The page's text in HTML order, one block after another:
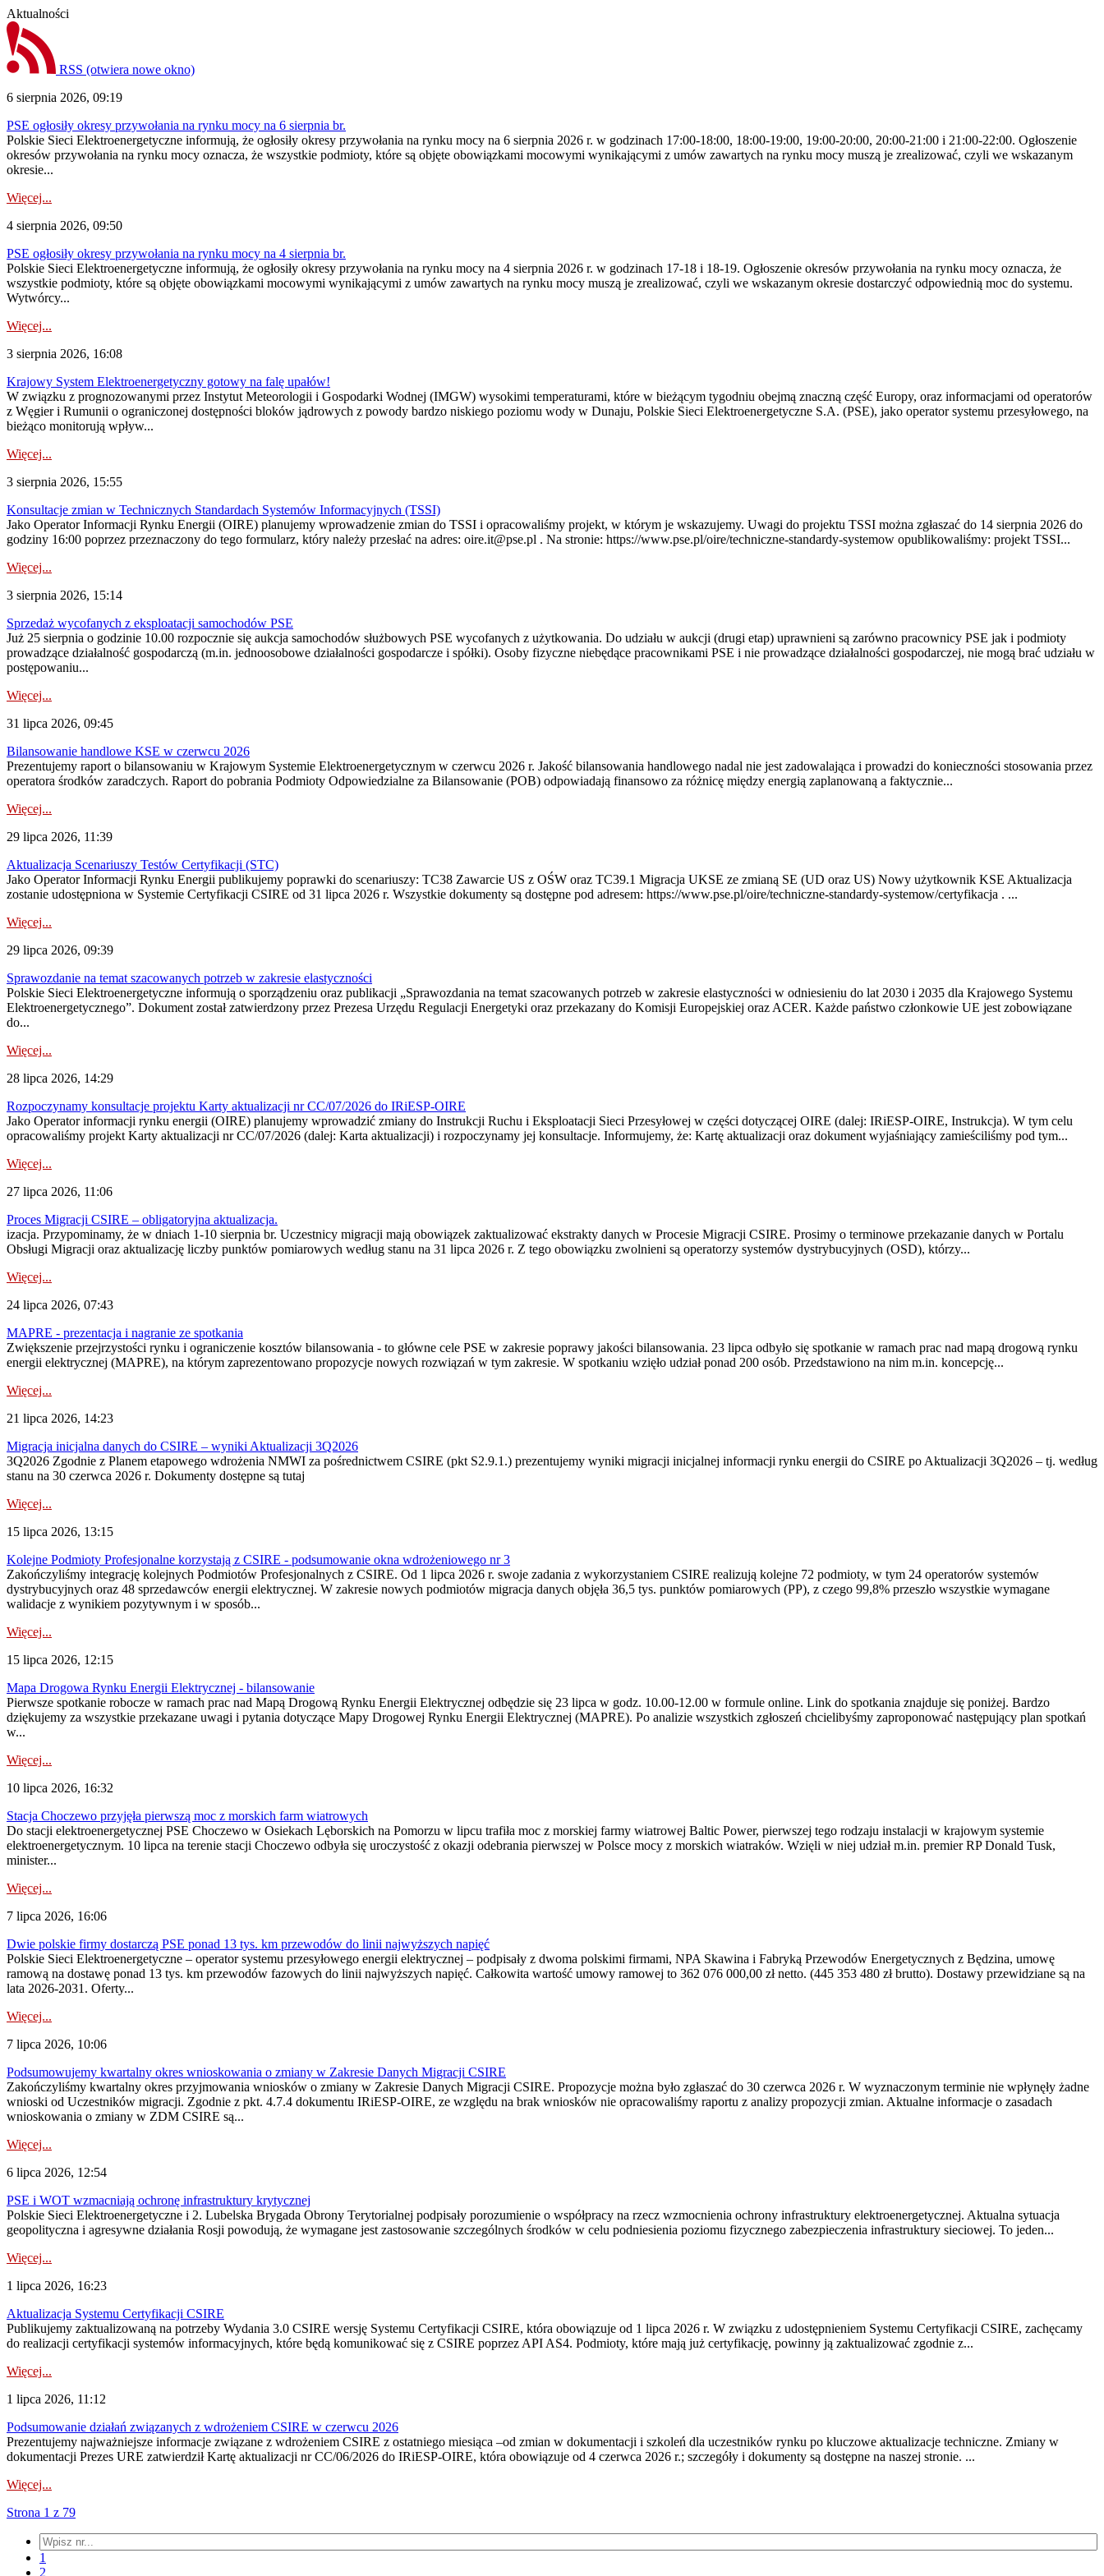
Aktualności
RSS (otwiera nowe okno)
6 sierpnia 2026, 09:19
PSE ogłosiły okresy przywołania na rynku mocy na 6 sierpnia br.
Polskie Sieci Elektroenergetyczne informują, że ogłosiły okresy przywołania na rynku mocy na 6 sierpnia 2026 r. w godzinach 17:00-18:00, 18:00-19:00, 19:00-20:00, 20:00-21:00 i 21:00-22:00. Ogłoszenie
okresów przywołania na rynku mocy oznacza, że wszystkie podmioty, które są objęte obowiązkami mocowymi wynikającymi z umów zawartych na rynku mocy muszą je zrealizować, czyli we wskazanym
okresie...
Więcej...
4 sierpnia 2026, 09:50
PSE ogłosiły okresy przywołania na rynku mocy na 4 sierpnia br.
Polskie Sieci Elektroenergetyczne informują, że ogłosiły okresy przywołania na rynku mocy na 4 sierpnia 2026 r. w godzinach 17-18 i 18-19. Ogłoszenie okresów przywołania na rynku mocy oznacza, że
wszystkie podmioty, które są objęte obowiązkami mocowymi wynikającymi z umów zawartych na rynku mocy muszą je zrealizować, czyli we wskazanym okresie dostarczyć odpowiednią moc do systemu.
Wytwórcy...
Więcej...
3 sierpnia 2026, 16:08
Krajowy System Elektroenergetyczny gotowy na falę upałów!
W związku z prognozowanymi przez Instytut Meteorologii i Gospodarki Wodnej (IMGW) wysokimi temperaturami, które w bieżącym tygodniu obejmą znaczną część Europy, oraz informacjami od operatorów
z Węgier i Rumunii o ograniczonej dostępności bloków jądrowych z powody bardzo niskiego poziomu wody w Dunaju, Polskie Sieci Elektroenergetyczne S.A. (PSE), jako operator systemu przesyłowego, na
bieżąco monitorują wpływ...
Więcej...
3 sierpnia 2026, 15:55
Konsultacje zmian w Technicznych Standardach Systemów Informacyjnych (TSSI)
Jako Operator Informacji Rynku Energii (OIRE) planujemy wprowadzenie zmian do TSSI i opracowaliśmy projekt, w którym je wskazujemy. Uwagi do projektu TSSI można zgłaszać do 14 sierpnia 2026 do
godziny 16:00 poprzez przeznaczony do tego formularz, który należy przesłać na adres: oire.it@pse.pl . Na stronie: https://www.pse.pl/oire/techniczne-standardy-systemow opublikowaliśmy: projekt TSSI...
Więcej...
3 sierpnia 2026, 15:14
Sprzedaż wycofanych z eksploatacji samochodów PSE
Już 25 sierpnia o godzinie 10.00 rozpocznie się aukcja samochodów służbowych PSE wycofanych z użytkowania. Do udziału w aukcji (drugi etap) uprawnieni są zarówno pracownicy PSE jak i podmioty
prowadzące działalność gospodarczą (m.in. jednoosobowe działalności gospodarcze i spółki). Osoby fizyczne niebędące pracownikami PSE i nie prowadzące działalności gospodarczej, nie mogą brać udziału w
postępowaniu...
Więcej...
31 lipca 2026, 09:45
Bilansowanie handlowe KSE w czerwcu 2026
Prezentujemy raport o bilansowaniu w Krajowym Systemie Elektroenergetycznym w czerwcu 2026 r. Jakość bilansowania handlowego nadal nie jest zadowalająca i prowadzi do konieczności stosowania przez
operatora środków zaradczych. Raport do pobrania Podmioty Odpowiedzialne za Bilansowanie (POB) odpowiadają finansowo za różnicę między energią zaplanowaną a faktycznie...
Więcej...
29 lipca 2026, 11:39
Aktualizacja Scenariuszy Testów Certyfikacji (STC)
Jako Operator Informacji Rynku Energii publikujemy poprawki do scenariuszy: TC38 Zawarcie US z OŚW oraz TC39.1 Migracja UKSE ze zmianą SE (UD oraz US) Nowy użytkownik KSE Aktualizacja
zostanie udostępniona w Systemie Certyfikacji CSIRE od 31 lipca 2026 r. Wszystkie dokumenty są dostępne pod adresem: https://www.pse.pl/oire/techniczne-standardy-systemow/certyfikacja . ...
Więcej...
29 lipca 2026, 09:39
Sprawozdanie na temat szacowanych potrzeb w zakresie elastyczności
Polskie Sieci Elektroenergetyczne informują o sporządzeniu oraz publikacji „Sprawozdania na temat szacowanych potrzeb w zakresie elastyczności w odniesieniu do lat 2030 i 2035 dla Krajowego Systemu
Elektroenergetycznego”. Dokument został zatwierdzony przez Prezesa Urzędu Regulacji Energetyki oraz przekazany do Komisji Europejskiej oraz ACER. Każde państwo członkowie UE jest zobowiązane
do...
Więcej...
28 lipca 2026, 14:29
Rozpoczynamy konsultacje projektu Karty aktualizacji nr CC/07/2026 do IRiESP-OIRE
Jako Operator informacji rynku energii (OIRE) planujemy wprowadzić zmiany do Instrukcji Ruchu i Eksploatacji Sieci Przesyłowej w części dotyczącej OIRE (dalej: IRiESP-OIRE, Instrukcja). W tym celu
opracowaliśmy projekt Karty aktualizacji nr CC/07/2026 (dalej: Karta aktualizacji) i rozpoczynamy jej konsultacje. Informujemy, że: Kartę aktualizacji oraz dokument wyjaśniający zamieściliśmy pod tym...
Więcej...
27 lipca 2026, 11:06
Proces Migracji CSIRE – obligatoryjna aktualizacja.
izacja. Przypominamy, że w dniach 1-10 sierpnia br. Uczestnicy migracji mają obowiązek zaktualizować ekstrakty danych w Procesie Migracji CSIRE. Prosimy o terminowe przekazanie danych w Portalu
Obsługi Migracji oraz aktualizację liczby punktów pomiarowych według stanu na 31 lipca 2026 r. Z tego obowiązku zwolnieni są operatorzy systemów dystrybucyjnych (OSD), którzy...
Więcej...
24 lipca 2026, 07:43
MAPRE - prezentacja i nagranie ze spotkania
Zwiększenie przejrzystości rynku i ograniczenie kosztów bilansowania - to główne cele PSE w zakresie poprawy jakości bilansowania. 23 lipca odbyło się spotkanie w ramach prac nad mapą drogową rynku
energii elektrycznej (MAPRE), na którym zaprezentowano propozycje nowych rozwiązań w tym zakresie. W spotkaniu wzięło udział ponad 200 osób. Przedstawiono na nim m.in. koncepcję...
Więcej...
21 lipca 2026, 14:23
Migracja inicjalna danych do CSIRE – wyniki Aktualizacji 3Q2026
3Q2026 Zgodnie z Planem etapowego wdrożenia NMWI za pośrednictwem CSIRE (pkt S2.9.1.) prezentujemy wyniki migracji inicjalnej informacji rynku energii do CSIRE po Aktualizacji 3Q2026 – tj. według
stanu na 30 czerwca 2026 r. Dokumenty dostępne są tutaj
Więcej...
15 lipca 2026, 13:15
Kolejne Podmioty Profesjonalne korzystają z CSIRE - podsumowanie okna wdrożeniowego nr 3
Zakończyliśmy integrację kolejnych Podmiotów Profesjonalnych z CSIRE. Od 1 lipca 2026 r. swoje zadania z wykorzystaniem CSIRE realizują kolejne 72 podmioty, w tym 24 operatorów systemów
dystrybucyjnych oraz 48 sprzedawców energii elektrycznej. W zakresie nowych podmiotów migracja danych objęła 36,5 tys. punktów pomiarowych (PP), z czego 99,8% przeszło wszystkie wymagane
walidacje z wynikiem pozytywnym i w sposób...
Więcej...
15 lipca 2026, 12:15
Mapa Drogowa Rynku Energii Elektrycznej - bilansowanie
Pierwsze spotkanie robocze w ramach prac nad Mapą Drogową Rynku Energii Elektrycznej odbędzie się 23 lipca w godz. 10.00-12.00 w formule online. Link do spotkania znajduje się poniżej. Bardzo
dziękujemy za wszystkie przekazane uwagi i pytania dotyczące Mapy Drogowej Rynku Energii Elektrycznej (MAPRE). Po analizie wszystkich zgłoszeń chcielibyśmy zaproponować następujący plan spotkań
w...
Więcej...
10 lipca 2026, 16:32
Stacja Choczewo przyjęła pierwszą moc z morskich farm wiatrowych
Do stacji elektroenergetycznej PSE Choczewo w Osiekach Lęborskich na Pomorzu w lipcu trafiła moc z morskiej farmy wiatrowej Baltic Power, pierwszej tego rodzaju instalacji w krajowym systemie
elektroenergetycznym. 10 lipca na terenie stacji Choczewo odbyła się uroczystość z okazji odebrania pierwszej w Polsce mocy z morskich wiatraków. Wzięli w niej udział m.in. premier RP Donald Tusk,
minister...
Więcej...
7 lipca 2026, 16:06
Dwie polskie firmy dostarczą PSE ponad 13 tys. km przewodów do linii najwyższych napięć
Polskie Sieci Elektroenergetyczne – operator systemu przesyłowego energii elektrycznej – podpisały z dwoma polskimi firmami, NPA Skawina i Fabryką Przewodów Energetycznych z Będzina, umowę
ramową na dostawę ponad 13 tys. km przewodów fazowych do linii najwyższych napięć. Całkowita wartość umowy ramowej to 362 076 000,00 zł netto. (445 353 480 zł brutto). Dostawy przewidziane są na
lata 2026-2031. Oferty...
Więcej...
7 lipca 2026, 10:06
Podsumowujemy kwartalny okres wnioskowania o zmiany w Zakresie Danych Migracji CSIRE
Zakończyliśmy kwartalny okres przyjmowania wniosków o zmiany w Zakresie Danych Migracji CSIRE. Propozycje można było zgłaszać do 30 czerwca 2026 r. W wyznaczonym terminie nie wpłynęły żadne
wnioski od Uczestników migracji. Zgodnie z pkt. 4.7.4 dokumentu IRiESP-OIRE, ze względu na brak wniosków nie opracowaliśmy raportu z analizy propozycji zmian. Aktualne informacje o zasadach
wnioskowania o zmiany w ZDM CSIRE są...
Więcej...
6 lipca 2026, 12:54
PSE i WOT wzmacniają ochronę infrastruktury krytycznej
Polskie Sieci Elektroenergetyczne i 2. Lubelska Brygada Obrony Terytorialnej podpisały porozumienie o współpracy na rzecz wzmocnienia ochrony infrastruktury elektroenergetycznej. Aktualna sytuacja
geopolityczna i agresywne działania Rosji powodują, że wymagane jest zastosowanie szczególnych środków w celu podniesienia poziomu fizycznego zabezpieczenia infrastruktury sieciowej. To jeden...
Więcej...
1 lipca 2026, 16:23
Aktualizacja Systemu Certyfikacji CSIRE
Publikujemy zaktualizowaną na potrzeby Wydania 3.0 CSIRE wersję Systemu Certyfikacji CSIRE, która obowiązuje od 1 lipca 2026 r. W związku z udostępnieniem Systemu Certyfikacji CSIRE, zachęcamy
do realizacji certyfikacji systemów informacyjnych, które będą komunikować się z CSIRE poprzez API AS4. Podmioty, które mają już certyfikację, powinny ją zaktualizować zgodnie z...
Więcej...
1 lipca 2026, 11:12
Podsumowanie działań związanych z wdrożeniem CSIRE w czerwcu 2026
Prezentujemy najważniejsze informacje związane z wdrożeniem CSIRE z ostatniego miesiąca –od zmian w dokumentacji i szkoleń dla uczestników rynku po kluczowe aktualizacje techniczne. Zmiany w
dokumentacji Prezes URE zatwierdził Kartę aktualizacji nr CC/06/2026 do IRiESP‑OIRE, która obowiązuje od 4 czerwca 2026 r.; szczegóły i dokumenty są dostępne na naszej stronie. ...
Więcej...
Strona 1 z 79
1
2